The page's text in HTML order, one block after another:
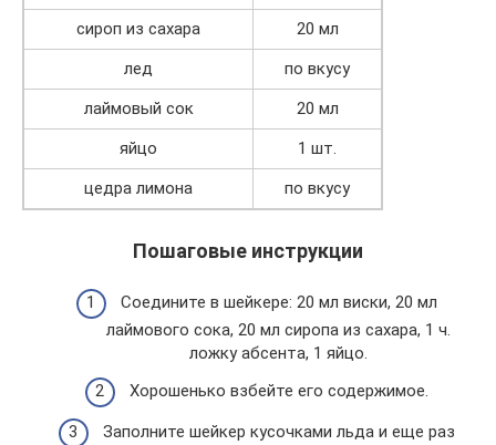
сироп из сахара
20 мл
лед
по вкусу
лаймовый сок
20 мл
яйцо
1 шт.
цедра лимона
по вкусу
Пошаговые инструкции
Соедините в шейкере: 20 мл виски, 20 мл
лаймового сока, 20 мл сиропа из сахара, 1 ч.
ложку абсента, 1 яйцо.
Хорошенько взбейте его содержимое.
Заполните шейкер кусочками льда и еще раз